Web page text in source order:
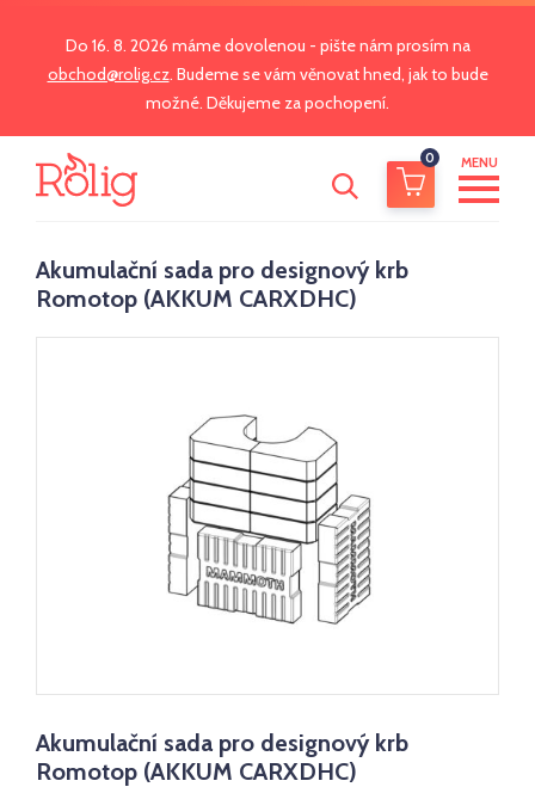
Do 16. 8. 2026 máme dovolenou - pište nám prosím na
obchod@rolig.cz. Budeme se vám věnovat hned, jak to bude
možné. Děkujeme za pochopení.
0 MENU
Akumulační sada pro designový krb
Romotop (AKKUM CARXDHC)
Akumulační sada pro designový krb
Romotop (AKKUM CARXDHC)